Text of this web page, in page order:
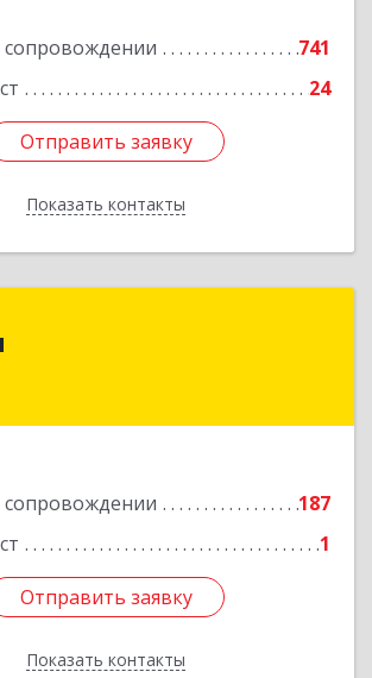
сопровождении
741
24
Отправить заявку
Показать контакты
Отправить заявку
Назад
сопровождении
187
1
Отправить заявку
Показать контакты
Челябинская обл, Магнитогорск г,
Отправить заявку
Назад